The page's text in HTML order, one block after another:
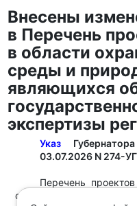
Внесены
в Перечень
в области
среды и
являющихся
экспертизы
Указ
03.07.2026 N 274-УГ
Перечень
окружающей среды